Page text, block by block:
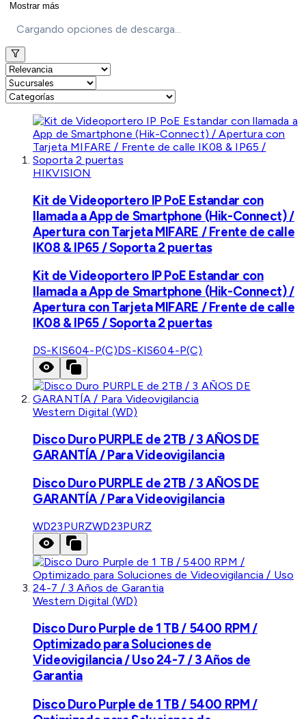
Mostrar más
Cargando opciones de descarga...
HIKVISION
Kit de Videoportero IP PoE Estandar con
llamada a App de Smartphone (Hik-Connect) /
Apertura con Tarjeta MIFARE / Frente de calle
IK08 & IP65 / Soporta 2 puertas
Kit de Videoportero IP PoE Estandar con
llamada a App de Smartphone (Hik-Connect) /
Apertura con Tarjeta MIFARE / Frente de calle
IK08 & IP65 / Soporta 2 puertas
DS-KIS604-P(C)DS-KIS604-P(C)
Western Digital (WD)
Disco Duro PURPLE de 2TB / 3 AÑOS DE
GARANTÍA / Para Videovigilancia
Disco Duro PURPLE de 2TB / 3 AÑOS DE
GARANTÍA / Para Videovigilancia
WD23PURZWD23PURZ
Western Digital (WD)
Disco Duro Purple de 1 TB / 5400 RPM /
Optimizado para Soluciones de
Videovigilancia / Uso 24-7 / 3 Años de
Garantia
Disco Duro Purple de 1 TB / 5400 RPM /